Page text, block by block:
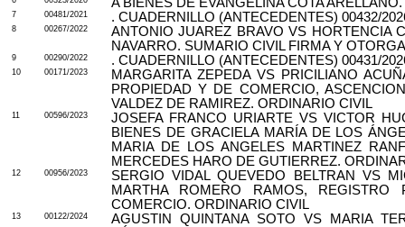
7 00481/2021 . CUADERNILLO (ANTECEDENTES) 00432/
8 00267/2022
ANTONIO JUAREZ BRAVO VS HORTENCIA
NAVARRO. SUMARIO CIVIL FIRMA Y
9 00290/2022 . CUADERNILLO (ANTECEDENTES) 00431/
10 00171/2023
MARGARITA ZEPEDA VS PRICILIANO
PROPIEDAD Y DE COMERCIO,
VALDEZ DE RAMIREZ. ORDINARIO CIVIL
11 00596/2023
JOSEFA FRANCO URIARTE VS VICTOR
BIENES DE GRACIELA MARÍA DE LOS
MARIA DE LOS ANGELES MARTINEZ
MERCEDES HARO DE GUTIERREZ.
12 00956/2023
SERGIO VIDAL QUEVEDO BELTRAN VS
MARTHA ROMERO RAMOS,
COMERCIO. ORDINARIO CIVIL
13 00122/2024
AGUSTIN QUINTANA SOTO VS MARIA